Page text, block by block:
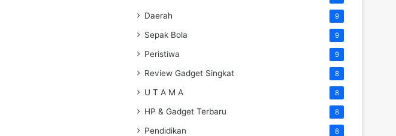
Daerah 9
Sepak Bola 9
Peristiwa 9
Review Gadget Singkat 8
U T A M A 8
HP & Gadget Terbaru 8
Pendidikan 8